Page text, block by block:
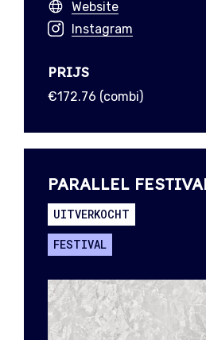
Website
Instagram
PRIJS
€172.76 (combi)
PARALLEL
UITVERKOCHT
FESTIVAL